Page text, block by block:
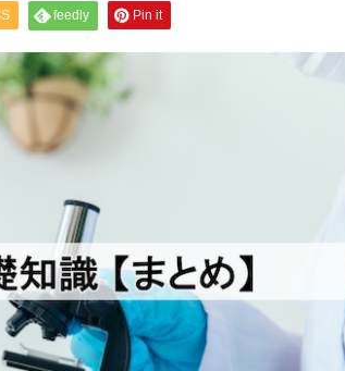
feedly Pin it